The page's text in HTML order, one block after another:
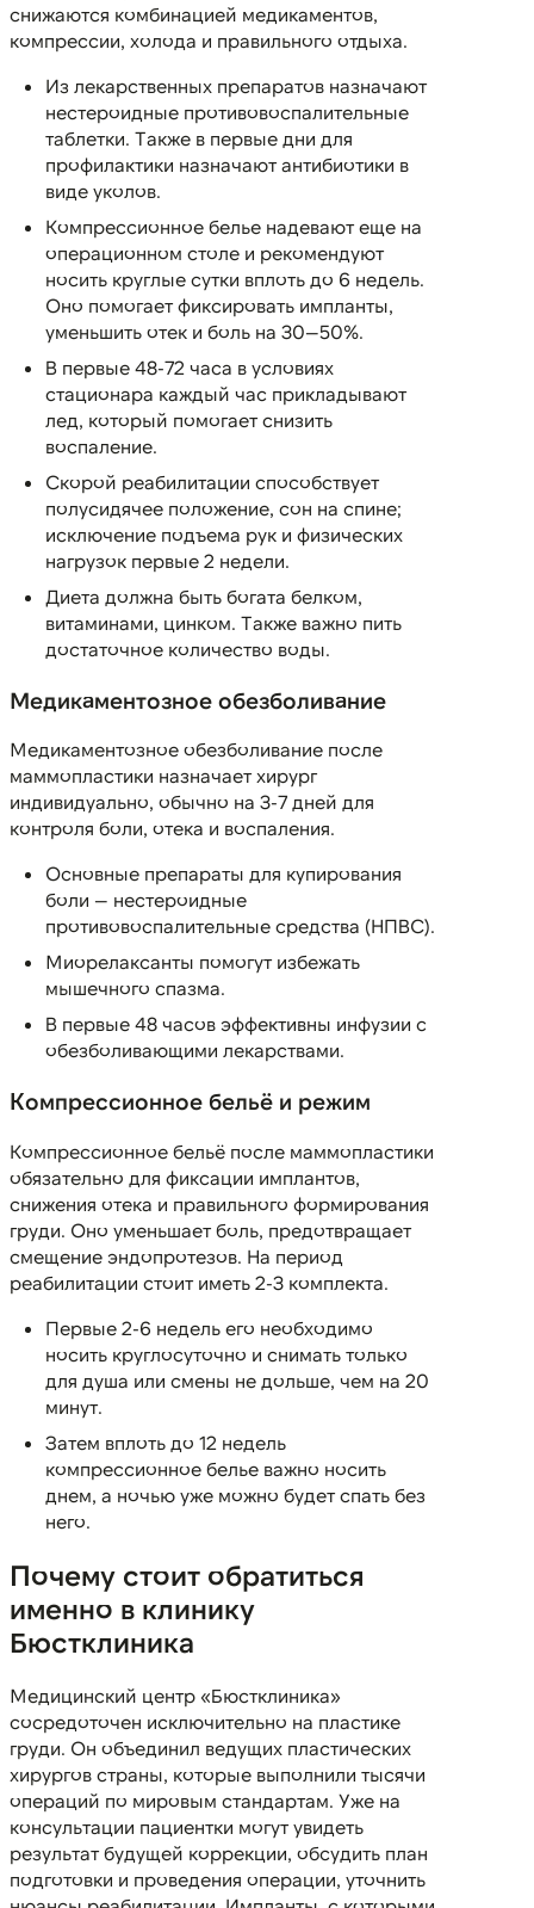
снижаются комбинацией медикаментов,
компрессии, холода и правильного отдыха.
Из лекарственных препаратов назначают
нестероидные противовоспалительные
таблетки. Также в первые дни для
профилактики назначают антибиотики в
виде уколов.
Компрессионное белье надевают еще на
операционном столе и рекомендуют
носить круглые сутки вплоть до 6 недель.
Оно помогает фиксировать импланты,
уменьшить отек и боль на 30—50%.
В первые 48-72 часа в условиях
стационара каждый час прикладывают
лед, который помогает снизить
воспаление.
Скорой реабилитации способствует
полусидячее положение, сон на спине;
исключение подъема рук и физических
нагрузок первые 2 недели.
Диета должна быть богата белком,
витаминами, цинком. Также важно пить
достаточное количество воды.
Медикаментозное обезболивание
Медикаментозное обезболивание после
маммопластики назначает хирург
индивидуально, обычно на 3-7 дней для
контроля боли, отека и воспаления.
Основные препараты для купирования
боли — нестероидные
противовоспалительные средства (НПВС).
Миорелаксанты помогут избежать
мышечного спазма.
В первые 48 часов эффективны инфузии с
обезболивающими лекарствами.
Компрессионное бельё и режим
Компрессионное бельё после маммопластики
обязательно для фиксации имплантов,
снижения отека и правильного формирования
груди. Оно уменьшает боль, предотвращает
смещение эндопротезов. На период
реабилитации стоит иметь 2-3 комплекта.
Первые 2-6 недель его необходимо
носить круглосуточно и снимать только
для душа или смены не дольше, чем на 20
минут.
Затем вплоть до 12 недель
компрессионное белье важно носить
днем, а ночью уже можно будет спать без
него.
Почему стоит обратиться
именно в клинику
Бюстклиника
Медицинский центр «Бюстклиника»
сосредоточен исключительно на пластике
груди. Он объединил ведущих пластических
хирургов страны, которые выполнили тысячи
операций по мировым стандартам. Уже на
консультации пациентки могут увидеть
результат будущей коррекции, обсудить план
подготовки и проведения операции, уточнить